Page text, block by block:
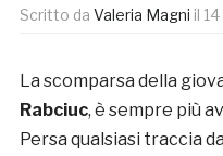
Scritto da Valeria Magni il
La scomparsa della
Rabciuc, è sempre più
Persa qualsiasi traccia